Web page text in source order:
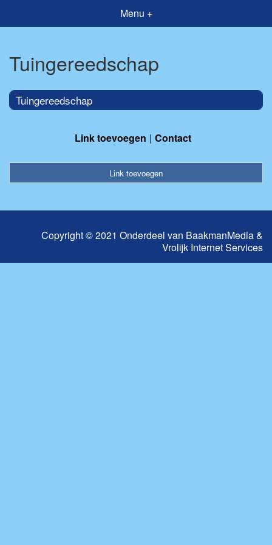
Menu +
Tuingereedschap
Tuingereedschap
Link toevoegen Contact
Link toevoegen
Copyright © 2021 Onderdeel van BaakmanMedia&
Vrolijk Internet Services